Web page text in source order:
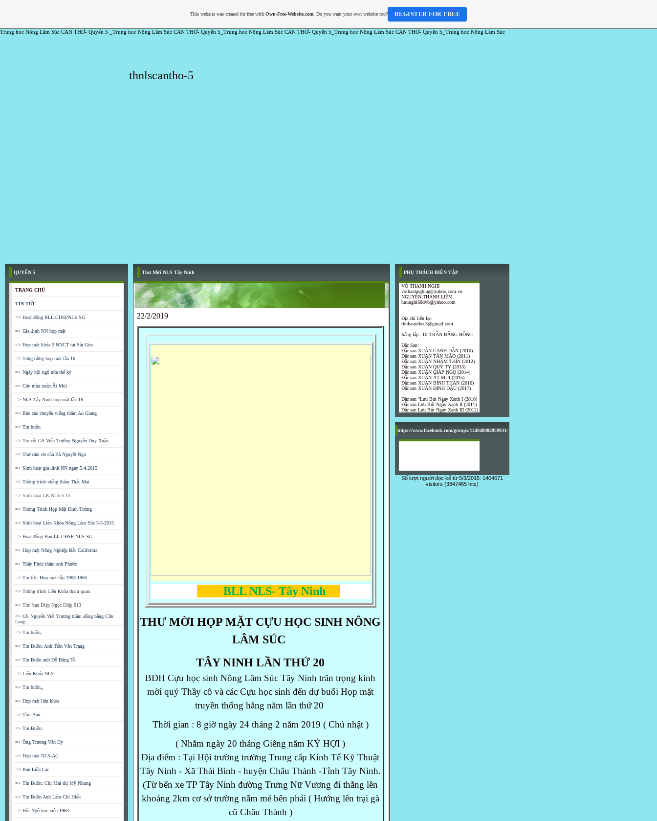
Trung hoc Nông Lâm Súc CẦN THƠ- Quyển 5 _Trung hoc Nông Lâm Súc CẦN THƠ- Quyển 5_Trung hoc Nông Lâm Súc CẦN THƠ- Quyển 5_Trung hoc Nông Lâm Súc CẦN THƠ- Quyển 5_Trung hoc Nông Lâm Súc
thnlscantho-5
QUYỂN 5
TRANG CHỦ
TIN TỨC
=> Hoạt động BLL.CDSPNLS SG
=> Gia đình NN họp mặt
=> Họp mặt khóa 2 NNCT tại Sài Gòn
=> Tưng bừng họp mặt lần 16
=> Ngày hội ngộ nửa thế kỷ
=> Cây mùa xuân Ất Mùi
=> NLS Tây Ninh họp mặt lần 16
=> Báo cáo chuyến viếng thăm An Giang
=> Tin buồn
=> Tro cốt GS Viện Trưởng Nguyễn Duy Xuân
=> Thư cám ơn của Bà Nguyệt Nga
=> Sinh hoạt gia đình NN ngày 5.4.2015
=> Tường trình viếng thăm Thác Mai
=> Sinh hoạt LK NLS 5.15
=> Tường Trình Họp Mặt Định Tường
=> Sinh hoạt Liên Khóa Nông Lâm Súc 3-5-2015
=> Hoạt động Ban LL CĐSP NLS SG
=> Họp mặt Nông Nghiệp Bắc California
=> Thầy Phúc thăm anh Phước
=> Tin tức: Họp mặt lớp 1963-1965
=> Tường trình Liên Khóa tham quan
=> Tìm bạn Diệp Ngọc Điệp 813
=> GS Nguyễn Viết Trương thăm đồng bằng Cữu
Long
=> Tin buồn,
=> Tin Buồn: Anh Trần Văn Trạng
=> Tin Buồn anh Đỗ Đăng Tề
=> Liên Khóa NLS
=> Tin buồn,,
=> Họp mặt liên khóa
=> Tìm Bạn....
=> Tin Buồn..
=> Ông Trương Văn Hy
=> Họp mặt NLS-AG
=> Ban Liên Lạc
=> TIn Buồn: Chị Mai thị Mỹ Nhung
=> Tin Buồn Anh Lâm Chí Hiếu
=> Hội Ngộ học viên 1963
Thư Mời NLS Tây Ninh
22/2/2019
BLL NLS- Tây Ninh
THƯ MỜI HỌP MẶT CỰU HỌC SINH NÔNG
LÂM SÚC
TÂY NINH LẦN THỨ 20
BĐH Cựu học sinh Nông Lâm Súc Tây Ninh trân trọng kính
mời quý Thầy cô và các Cựu học sinh đến dự buổi Họp mặt
truyền thống hắng năm lần thứ 20
Thời gian : 8 giờ ngày 24 tháng 2 năm 2019 ( Chủ nhật )
( Nhằm ngày 20 tháng Giêng năm KỶ HỢI )
Địa điểm : Tại Hội trường trường Trung cấp Kinh Tế Kỹ Thuật
Tây Ninh - Xã Thái Bình - huyện Châu Thành -Tỉnh Tây Ninh.
(Từ bến xe TP Tây Ninh đường Trưng Nữ Vương đi thẳng lên
khoảng 2km cơ sở trường nằm mé bên phải ( Hướng lên trại gà
cũ Châu Thành )
PHỤ TRÁCH BIÊN TẬP
VÕ THANH NGHI
vothanhnghiag@yahoo.com.vn
NGUYỄN THANH LIÊM
huunghi68dvb@yahoo.com
Địa chỉ liên lạc:
thnlscantho.3@gmail.com
Sáng lập : Dr TRẦN ĐĂNG HỒNG
Đặc San:
Đặc san XUÂN CANH DẦN (2010)
Đặc san XUÂN TÂN MÃO (2011)
Đặc san XUÂN NHÂM THÌN (2012)
Đặc san XUÂN QUÝ TỴ (2013)
Đặc san XUÂN GIÁP NGỌ (2014)
Đặc san XUÂN ẤT MÙI (2015)
Đặc san XUÂN BÍNH THÂN (2016)
Đặc san XUÂN ĐINH DẬU (2017)
Đặc san "Lưu Bút Ngày Xanh I (2010)
Đặc san Lưu Bút Ngày Xanh II (2011)
Đặc san Lưu Bút Ngày Xanh III (2012)
https://www.facebook.com/groups/124948084959931/
Số lượt người đọc kể từ 5/3/2015: 1404671
visitors (3847465 hits)
This website was created for free with Own-Free-Website.com. Do you want your own website too? REGISTER FOR FREE